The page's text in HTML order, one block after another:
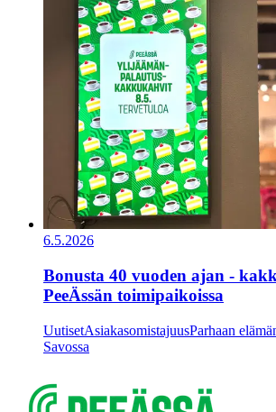
6.5.2026
Bonusta 40 vuoden ajan -
PeeÄssän toimipaikoissa
UutisetAsiakasomistajuusParhaan
Savossa